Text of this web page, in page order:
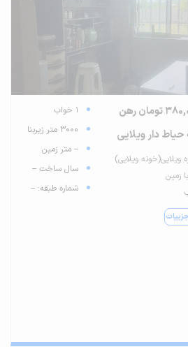
رهن
حیاط دار ویلایی
ویلایی(خونه ویلایی)
1 خواب
3000 متر زیربنا
-- متر زمین
سال ساخت --
شماره طبقه: --